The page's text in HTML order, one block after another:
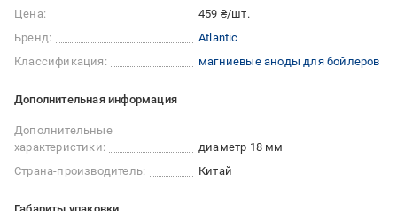
Цена:
459 ₴/шт.
Бренд:
Atlantic
Классификация:
магниевые аноды для бойлеров
Дополнительная информация
Дополнительные
характеристики:
диаметр 18 мм
Страна-производитель:
Китай